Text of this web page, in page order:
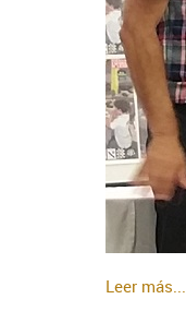
Leer más...